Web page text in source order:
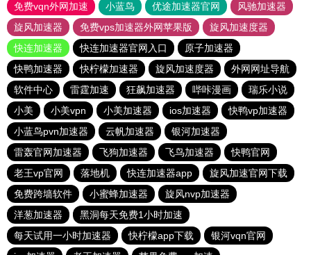
免费vqn外网加速
小蓝鸟 优途加速器官网
风驰加速器
旋风加速器
免费vps加速器外网苹果版
旋风加速度器
快连加速器
快连加速器官网入口
原子加速器
快鸭加速器
快柠檬加速器 旋风加速度器
外网网址导航
软件中心
雷霆加速 狂飙加速器 哔咔漫画
瑞乐小说
小美
小美vpn 小美加速器 ios加速器
快鸭vp加速器
小蓝鸟pvn加速器
云帆加速器
银河加速器
雷轰官网加速器
飞狗加速器 飞鸟加速器
快鸭官网
老王vp官网
落地机 快连加速器app
旋风加速官网下载
免费跨墙软件
小蜜蜂加速器
旋风nvp加速器
洋葱加速器
黑洞每天免费1小时加速
每天试用一小时加速器
快柠檬app下载
银河vqn官网